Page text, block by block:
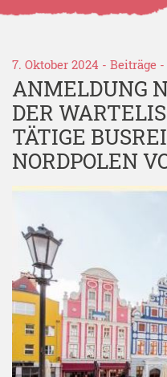
7. Oktober 2024 - Beiträge -
ANMELDUNG
DER
TÄTIGE
NORDPOLEN